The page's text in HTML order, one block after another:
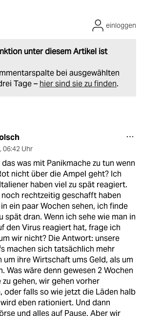
unter diesem Artikel ist
bei ausgewählten
Tage – hier sind sie zu finden.
einloggen
, 06:42 Uhr
was mit Panikmache zu tun wenn
nicht über die Ampel geht? Ich
haben viel zu spät reagiert.
noch rechtzeitig geschafft haben
ein paar Wochen sehen, ich finde
spät dran. Wenn ich sehe wie man in
den Virus reagiert hat, frage ich
wir nicht? Die Antwort: unsere
machen sich tatsächlich mehr
um ihre Wirtschaft ums Geld, als um
Was wäre denn gewesen 2 Wochen
zu gehen, wir gehen vorher
oder falls so wie jetzt die Läden halb
eben rationiert. Und dann
und alles auf Pause. Aber wir